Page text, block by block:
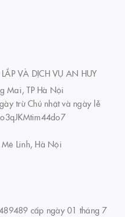
VÀ DỊCH VỤ AN HUY
Mai, TP Hà Nội
trừ Chủ nhật và ngày lễ
Linh, Hà Nội
cấp ngày 01 tháng 7